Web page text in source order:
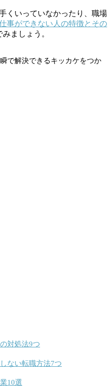
くいっていなかったり、職場
事ができない人の特徴とその
ましょう。
で解決できるキッカケをつか
対処法9つ
ない転職方法7つ
10選